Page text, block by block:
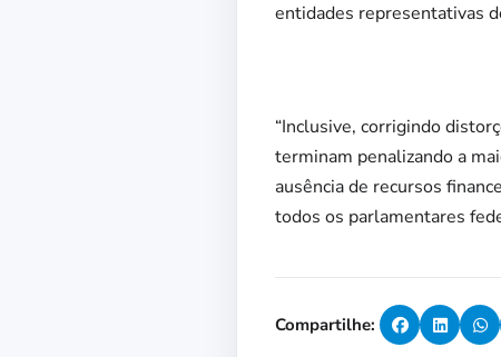
entidades representativas
“Inclusive, corrigindo
terminam penalizando a
ausência de recursos
todos os parlamentares
Compartilhe: